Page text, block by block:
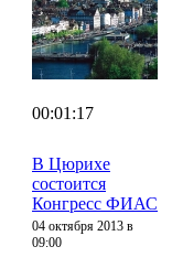
00:01:17
В Цюрихе
состоится
Конгресс ФИАС
04 октября 2013 в
09:00